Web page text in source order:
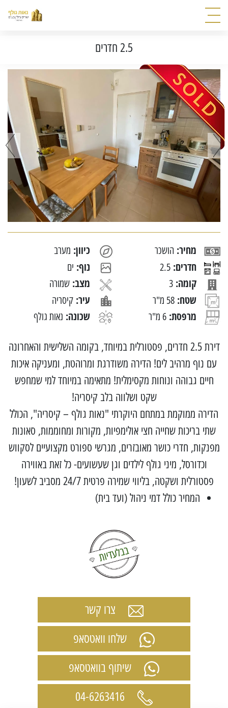
2.5 חדרים
מחיר: הושכר כיוון: מערב
חדרים: 2.5 נוף: ים
קומה: 3 מצב: שמורה
שטח: 58 מ"ר עיר: קיסריה
מרפסת: 6 מ"ר שכונה: נאות גולף
דירת 2.5 חדרים, פסטורלית במיוחד, בקומה השלישית והאחרונה
עם נוף מרהיב לים! הדירה משודרגת ומרוהטת, ומעניקה איכות
חיים גבוהה ונוחות מקסימלית! מתאימה במיוחד למי שמחפש
שקט ושלווה בלב קיסריה!
הדירה ממוקמת במתחם היוקרתי "נאות גולף – קיסריה", הכולל
שתי בריכות שחייה חצי אולימפיות, מקורות ומחוממות, סאונות
מפנקות, חדרי כושר מאובזרים, מגרשי ספורט מקצועיים לסקווש
וכדורסל, מיני גולף לילדים וגן שעשועים- כל זאת באווירה
פסטורלית ושקטה, בליווי שמירה פרטית 24/7 מסביב לשעון!
המחיר כולל דמי ניהול (ועד בית)
צרו קשר
שלחו וואטסאפ
שיתוף בוואטסאפ